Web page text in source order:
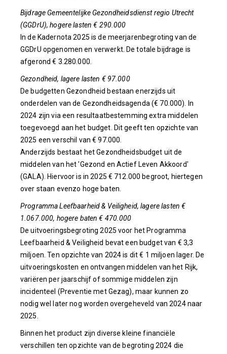
Bijdrage Gemeentelijke Gezondheidsdienst regio Utrecht
(GGDrU), hogere lasten € 290.000
In de Kadernota 2025 is de meerjarenbegroting van de
GGDrU opgenomen en verwerkt. De totale bijdrage is
afgerond € 3.280.000.
Gezondheid, lagere lasten € 97.000
De budgetten Gezondheid bestaan enerzijds uit
onderdelen van de Gezondheidsagenda (€ 70.000). In
2024 zijn via een resultaatbestemming extra middelen
toegevoegd aan het budget. Dit geeft ten opzichte van
2025 een verschil van € 97.000.
Anderzijds bestaat het Gezondheidsbudget uit de
middelen van het 'Gezond en Actief Leven Akkoord'
(GALA). Hiervoor is in 2025 € 712.000 begroot, hiertegen
over staan evenzo hoge baten.
Programma Leefbaarheid & Veiligheid, lagere lasten €
1.067.000, hogere baten € 470.000
De uitvoeringsbegroting 2025 voor het Programma
Leefbaarheid & Veiligheid bevat een budget van € 3,3
miljoen. Ten opzichte van 2024 is dit € 1 miljoen lager. De
uitvoeringskosten en ontvangen middelen van het Rijk,
variëren per jaarschijf of sommige middelen zijn
incidenteel (Preventie met Gezag), maar kunnen zo
nodig wel later nog worden overgeheveld van 2024 naar
2025.
Binnen het product zijn diverse kleine financiële
verschillen ten opzichte van de begroting 2024 die